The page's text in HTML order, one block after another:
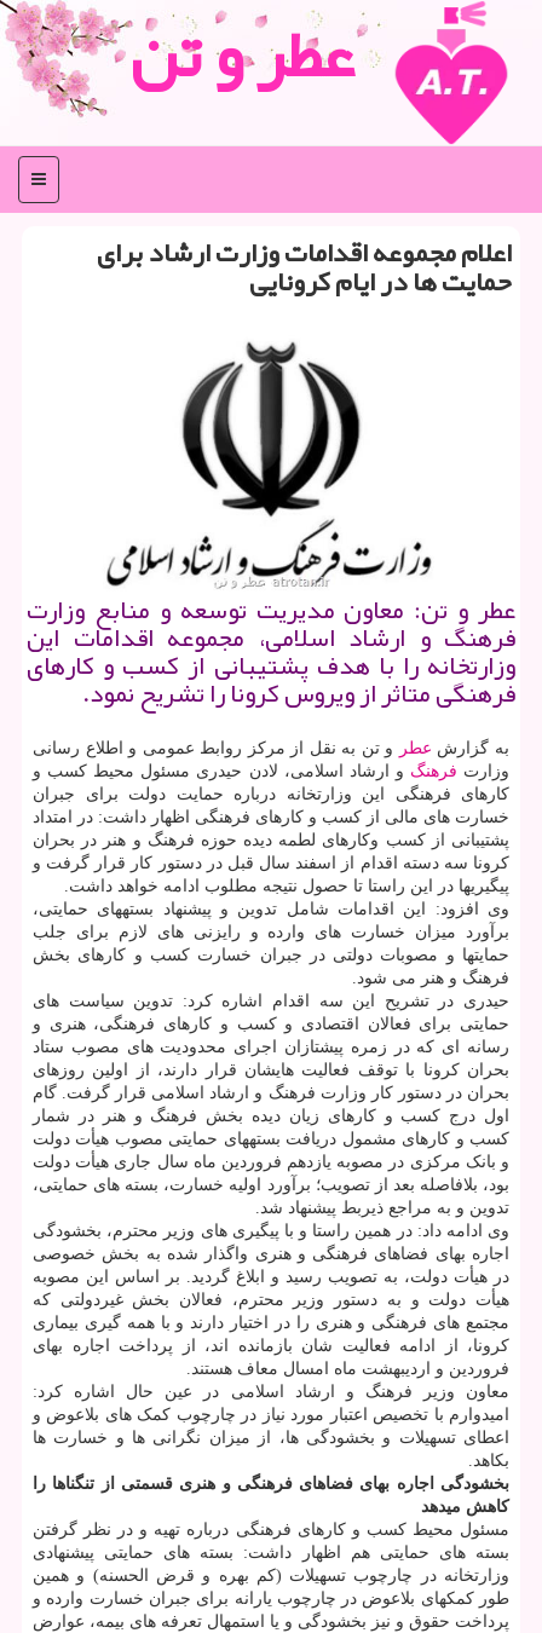
عطر و تن
منو
اعلام مجموعه اقدامات وزارت ارشاد برای
حمایت ها در ایام كرونایی
عطر و تن: معاون مدیریت توسعه و منابع وزارت
فرهنگ و ارشاد اسلامی، مجموعه اقدامات این
وزارتخانه را با هدف پشتیبانی از كسب و كارهای
فرهنگی متاثر از ویروس كرونا را تشریح نمود.
به گزارش عطر
و تن به نقل از مرکز روابط عمومی و اطلاع رسانی
وزارت فرهنگ و ارشاد اسلامی، لادن حیدری مسئول محیط کسب و
کارهای فرهنگی این وزارتخانه درباره حمایت دولت برای جبران
خسارت های مالی از کسب و کارهای فرهنگی اظهار داشت: در امتداد
پشتیبانی از کسب وکارهای لطمه دیده حوزه فرهنگ و هنر در بحران
کرونا سه دسته اقدام از اسفند سال قبل در دستور کار قرار گرفت و
پیگیری‏ها در این راستا تا حصول نتیجه مطلوب ادامه خواهد داشت.
وی افزود: این اقدامات شامل تدوین و پیشنهاد بسته‏های حمایتی،
برآورد میزان خسارت های وارده و رایزنی ‏های لازم برای جلب
حمایت‏ها و مصوبات دولتی در جبران خسارت کسب و کارهای بخش
فرهنگ و هنر می شود.
حیدری در تشریح این سه اقدام اشاره کرد: تدوین سیاست های
حمایتی برای فعالان اقتصادی و کسب و کارهای فرهنگی، هنری و
رسانه ای که در زمره پیشتازان اجرای محدودیت های مصوب ستاد
بحران کرونا با توقف فعالیت هایشان قرار دارند، از اولین روزهای
بحران در دستور کار وزارت فرهنگ و ارشاد اسلامی قرار گرفت. گام
اول درج کسب و کارهای زیان دیده بخش فرهنگ و هنر در شمار
کسب و کارهای مشمول دریافت بستههای حمایتی مصوب هیأت دولت
و بانک مرکزی در مصوبه یازدهم فروردین ماه سال جاری هیأت دولت
بود، بلافاصله بعد از تصویب؛ برآورد اولیه خسارت، بسته ‏های حمایتی،
تدوین و به مراجع ذیربط پیشنهاد شد.
وی ادامه داد: در همین راستا و با پیگیری های وزیر محترم، بخشودگی
اجاره بهای فضاهای فرهنگی و هنری واگذار شده به بخش خصوصی
در هیأت دولت، به تصویب رسید و ابلاغ گردید. بر اساس این مصوبه
هیأت دولت و به دستور وزیر محترم، فعالان بخش غیردولتی که
مجتمع های فرهنگی و هنری را در اختیار دارند و با همه گیری بیماری
کرونا، از ادامه فعالیت شان بازمانده اند، از پرداخت اجاره بهای
فروردین و اردیبهشت ماه امسال معاف هستند.
معاون وزیر فرهنگ و ارشاد اسلامی در عین حال اشاره کرد:
امیدوارم با تخصیص اعتبار مورد نیاز در چارچوب کمک‏ های بلاعوض و
اعطای تسهیلات و بخشودگی ‏ها، از میزان نگرانی ‏ها و خسارت ها
بکاهد.
بخشودگی اجاره بهای فضاهای فرهنگی و هنری قسمتی از تنگناها را
کاهش میدهد
مسئول محیط کسب و کارهای فرهنگی درباره تهیه و در نظر گرفتن
بسته های حمایتی هم اظهار داشت: بسته ‏های حمایتی پیشنهادی
وزارتخانه در چارچوب تسهیلات (کم‏ بهره و قرض ‏الحسنه) و همین
طور کمک‏های بلاعوض در چارچوب یارانه برای جبران خسارت وارده و
پرداخت حقوق و نیز بخشودگی و یا استمهال تعرفه ‏های بیمه، عوارض